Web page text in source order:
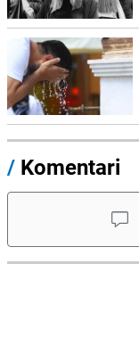
/ Komentari